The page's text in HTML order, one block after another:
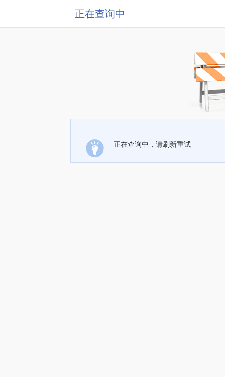
正在查询中
正在查询中，请刷新重试